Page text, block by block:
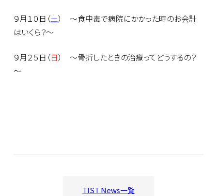
９月１０日（土） ～食中毒で病院にかかった時のお会計
はいくら？～
９月２５日（日） ～骨折したときの治療ってどうするの？
～
TIST News一覧